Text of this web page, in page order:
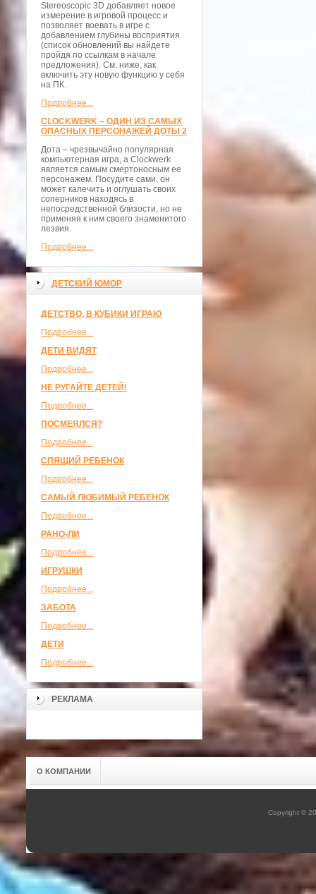
Stereoscopic 3D добавляет новое
измерение в игровой процесс и
позволяет воевать в игре с
добавлением глубины восприятия
(список обновлений вы найдете
пройдя по ссылкам в начале
предложения). См. ниже, как
включить эту новую функцию у себя
на ПК.
Подробнее...
CLOCKWERK – ОДИН ИЗ САМЫХ
ОПАСНЫХ ПЕРСОНАЖЕЙ ДОТЫ 2
Дота – чрезвычайно популярная
компьютерная игра, а Clockwerk
является самым смертоносным ее
персонажем. Посудите сами, он
может калечить и оглушать своих
соперников находясь в
непосредственной близости, но не
применяя к ним своего знаменитого
лезвия.
Подробнее...
ДЕТСКИЙ ЮМОР
ДЕТСТВО, В КУБИКИ ИГРАЮ
Подробнее...
ДЕТИ ВИДЯТ
Подробнее...
НЕ РУГАЙТЕ ДЕТЕЙ!
Подробнее...
ПОСМЕЯЛСЯ?
Подробнее...
СПЯЩИЙ РЕБЕНОК
Подробнее...
САМЫЙ ЛЮБИМЫЙ РЕБЕНОК
Подробнее...
РАНО-ЛИ
Подробнее...
ИГРУШКИ
Подробнее...
ЗАБОТА
Подробнее...
ДЕТИ
Подробнее...
РЕКЛАМА
О КОМПАНИИ
Copyright ©